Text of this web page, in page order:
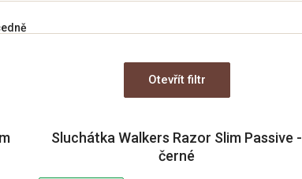
Otevřít filtr
Sluchátka Walkers Razor Slim Passive -
černé